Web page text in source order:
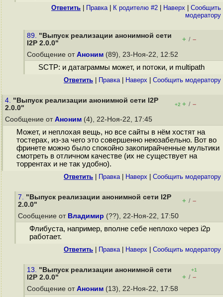
Ответить Правка| К родителю #2 Наверх
Cообщить
модератору
89. "Выпуск реализации анонимной сети
I2P 2.0.0"
+ / –
Сообщение от Аноним (89), 23-Ноя-22, 12:52
SCTP: и датаграммы может, и потоки, и multipath
Ответить Правка| Наверх Cообщить модератору
4. "Выпуск реализации анонимной сети I2P
2.0.0"
+2 + / –
Сообщение от Аноним (4), 22-Ноя-22, 17:45
Может, и неплохая вещь, но все сайты в нём хостят на
тостерах, из-за чего это совершенно неюзабельно. Вот во
фринете можно было спокойно закопирайченные мультики
смотреть в отличном качестве (их не существует на
торрентах и не так удобно).
Ответить Правка| Наверх Cообщить модератору
7. "Выпуск реализации анонимной сети I2P
2.0.0"
+ / –
Сообщение от Владимир (??), 22-Ноя-22, 17:50
Флибуста, например, вполне себе неплохо через i2p
работает.
Ответить Правка| Наверх Cообщить модератору
13. "Выпуск реализации анонимной сети
I2P 2.0.0"
+1
+ / –
Сообщение от Аноним (13), 22-Ноя-22, 17:58